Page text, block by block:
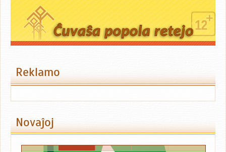
Reklamo
Novaĵoj